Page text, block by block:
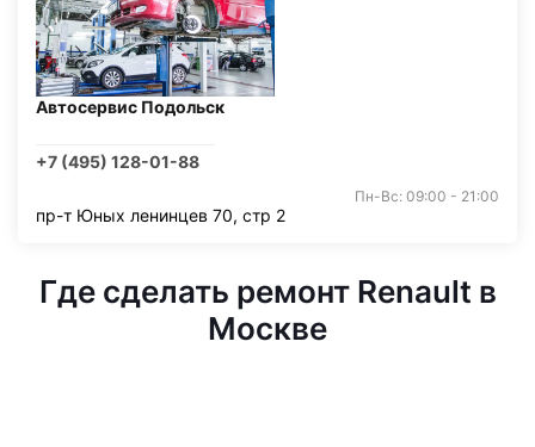
Автосервис Подольск
+7 (495) 128-01-88
Пн-Вс: 09:00 - 21:00
пр-т Юных ленинцев 70, стр 2
Где сделать ремонт Renault в
Москве